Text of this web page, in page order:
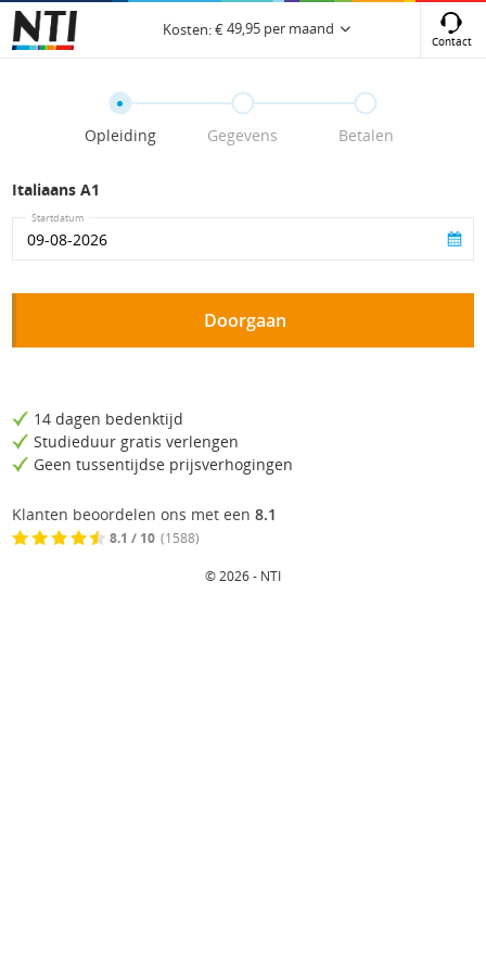
Kosten:€49,95 per maand
Contact
Opleiding Gegevens Betalen
Italiaans A1
Startdatum
Doorgaan
14 dagen bedenktijd
Studieduur gratis verlengen
Geen tussentijdse prijsverhogingen
Klanten beoordelen ons met een 8.1
8.1 / 10 (1588)
© 2026 - NTI